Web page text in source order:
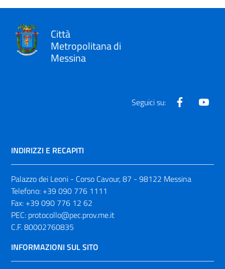
Città
Metropolitana di
Messina
Seguici su: Facebook
INDIRIZZI E RECAPITI
Palazzo dei Leoni - Corso Cavour, 87 - 98122 Messina
Telefono: +39 090 776 1111
Fax: +39 090 776 12 62
PEC: protocollo@pec.prov.me.it
C.F. 80002760835
INFORMAZIONI SUL SITO